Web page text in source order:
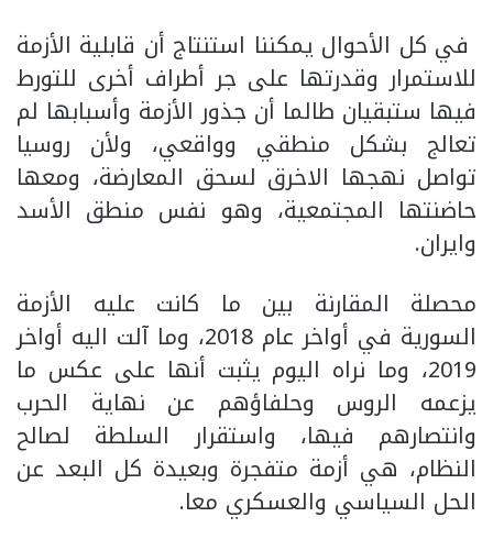
في كل الأحوال يمكننا استنتاج أن قابلية الأزمة
للاستمرار وقدرتها على جر أطراف أخرى للتورط
فيها ستبقيان طالما أن جذور الأزمة وأسبابها لم
تعالج بشكل منطقي وواقعي، ولأن روسيا
تواصل نهجها الاخرق لسحق المعارضة، ومعها
حاضنتها المجتمعية، وهو نفس منطق الأسد
وايران.
محصلة المقارنة بين ما كانت عليه الأزمة
السورية في أواخر عام 2018، وما آلت اليه أواخر
2019، وما نراه اليوم يثبت أنها على عكس ما
يزعمه الروس وحلفاؤهم عن نهاية الحرب
وانتصارهم فيها، واستقرار السلطة لصالح
النظام، هي أزمة متفجرة وبعيدة كل البعد عن
الحل السياسي والعسكري معا.